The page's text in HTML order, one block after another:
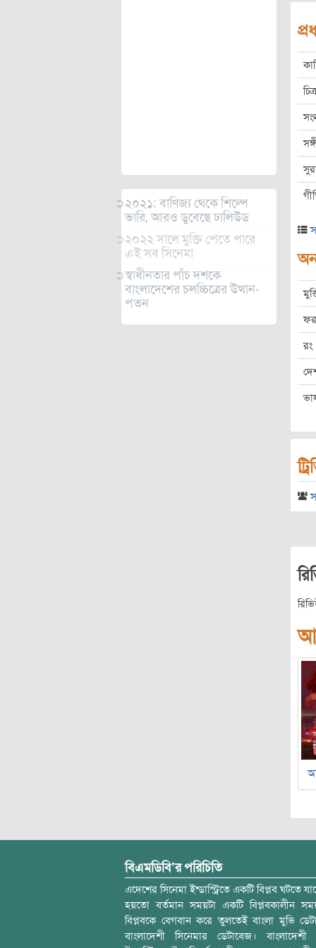
২০২১: বাণিজ্য থেকে শিল্পে
ভারি, আরও ডুবেছে ঢালিউড
২০২২ সালে মুক্তি পেতে পারে
এই সব সিনেমা
স্বাধীনতার পাঁচ দশকে
বাংলাদেশের চলচ্চিত্রের উত্থান-
পতন
রং
বিএমডিবি’র পরিচিতি
এদেশের সিনেমা ইন্ডাস্ট্রিতে একটি বিপ্লব ঘটতে
হয়তো বর্তমান সময়টা একটি বিপ্লবকালীন
বিপ্লবকে বেগবান করে তুলতেই বাংলা মুভি
বাংলাদেশী সিনেমার ডেটাবেজ। বাংলাদেশী